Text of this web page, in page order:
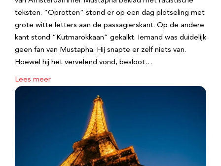
teksten. “Oprotten” stond er op een dag plotseling met
grote witte letters aan de passagierskant. Op de andere
kant stond “Kutmarokkaan” gekalkt. Iemand was duidelijk
geen fan van Mustapha. Hij snapte er zelf niets van.
Hoewel hij het vervelend vond, besloot…
Lees meer